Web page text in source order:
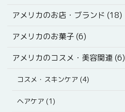
アメリカのお店・ブランド (18)
アメリカのお菓子 (6)
アメリカのコスメ・美容関連 (6)
コスメ・スキンケア (4)
ヘアケア (1)